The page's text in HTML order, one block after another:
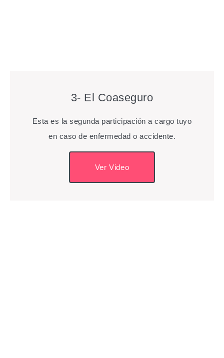
3- El Coaseguro
Esta es la segunda participación a cargo tuyo
en caso de enfermedad o accidente.
Ver Video